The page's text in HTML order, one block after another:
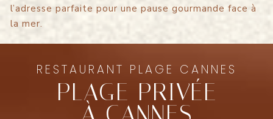
l’adresse parfaite pour une pause gourmande face à
la mer.
RESTAURANT PLAGE CANNES
PLAGE PRIVÉE